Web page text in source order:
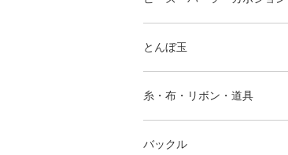
とんぼ玉
糸・布・リボン・道具
バックル